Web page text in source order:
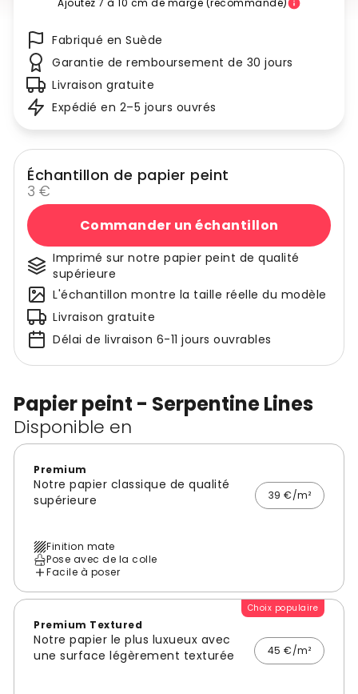
Papier peint - Serpentine Lines
Disponible en
Premium
Notre papier classique de qualité
supérieure
39 €/m²
Finition mate
Pose avec de la colle
Facile à poser
Choix populaire
Premium Textured
Notre papier le plus luxueux avec
une surface légèrement texturée
45 €/m²
Ajoutez 7 à 10 cm de marge (recommandé)
Fabriqué en Suède
Garantie de remboursement de 30 jours
Livraison gratuite
Expédié en 2–5 jours ouvrés
Échantillon de papier peint
3 €
Commander un échantillon
Imprimé sur notre papier peint de qualité
supérieure
L'échantillon montre la taille réelle du modèle
Livraison gratuite
Délai de livraison 6-11 jours ouvrables